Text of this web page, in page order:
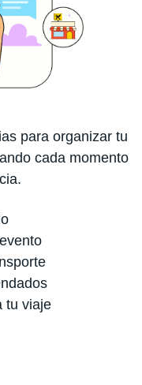
para organizar tu
cada momento
tu viaje